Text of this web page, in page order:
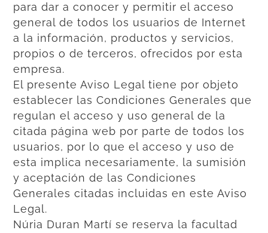
para dar a conocer y permitir el acceso
general de todos los usuarios de Internet
a la información, productos y servicios,
propios o de terceros, ofrecidos por esta
empresa.
El presente Aviso Legal tiene por objeto
establecer las Condiciones Generales que
regulan el acceso y uso general de la
citada página web por parte de todos los
usuarios, por lo que el acceso y uso de
esta implica necesariamente, la sumisión
y aceptación de las Condiciones
Generales citadas incluidas en este Aviso
Legal.
Núria Duran Martí se reserva la facultad